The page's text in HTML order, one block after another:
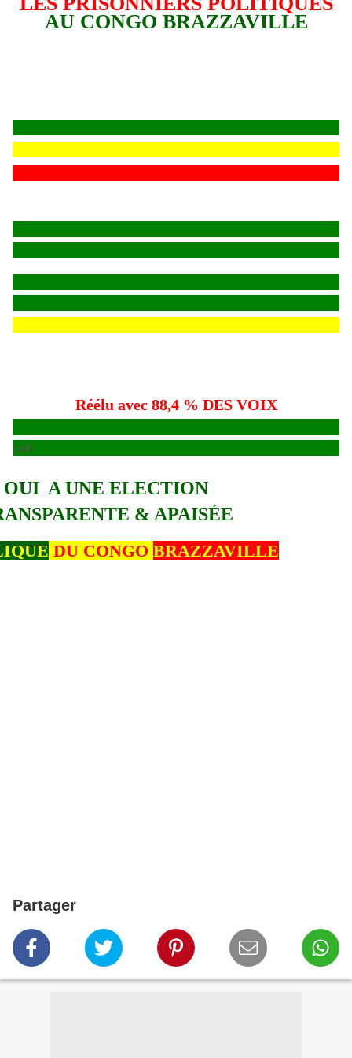
AU CONGO BRAZZAVILLE
Réélu avec 88,4 % DES VOIX
Lelll
OUI A UNE ELECTION
& APAISÉE
DU CONGO BRAZZAVILLE
Partager